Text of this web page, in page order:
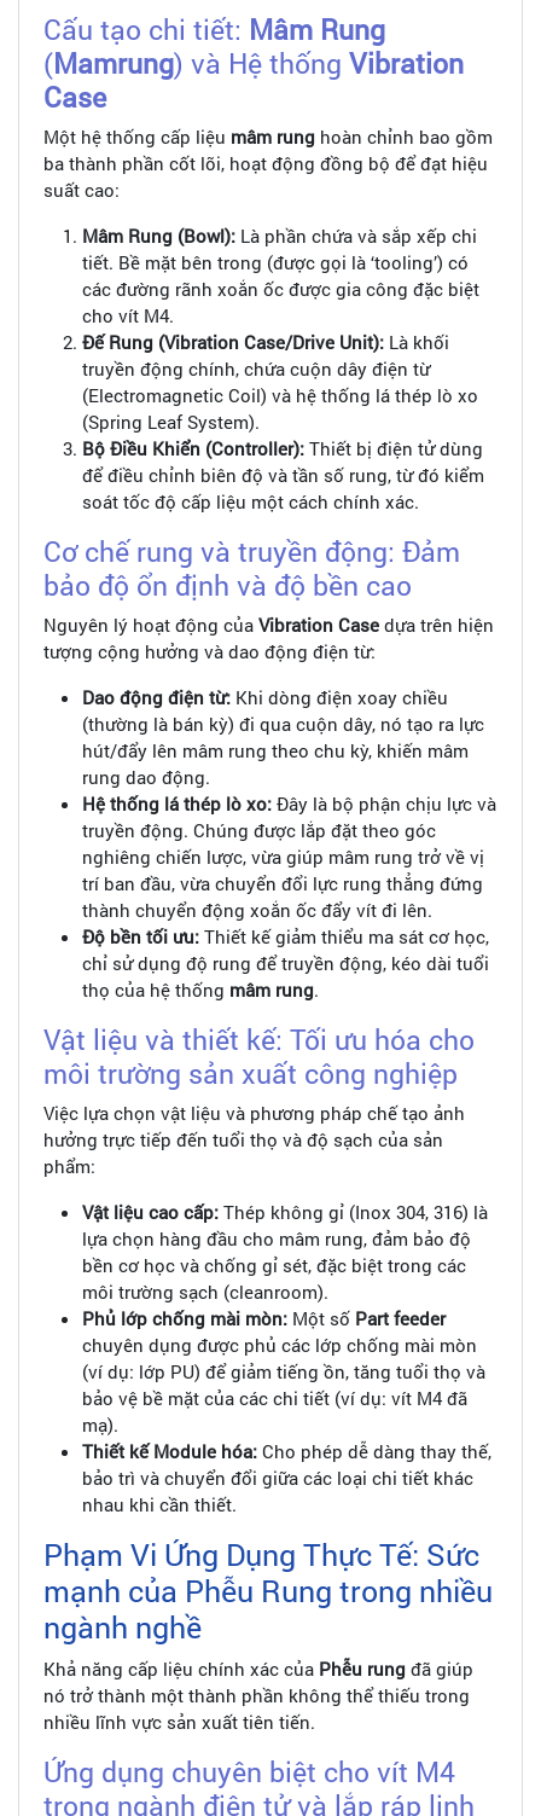
Cấu tạo chi tiết: Mâm Rung
(Mamrung) và Hệ thống Vibration
Case
Một hệ thống cấp liệu mâm rung hoàn chỉnh bao gồm
ba thành phần cốt lõi, hoạt động đồng bộ để đạt hiệu
suất cao:
Mâm Rung (Bowl): Là phần chứa và sắp xếp chi
tiết. Bề mặt bên trong (được gọi là ‘tooling’) có
các đường rãnh xoắn ốc được gia công đặc biệt
cho vít M4.
Đế Rung (Vibration Case/Drive Unit): Là khối
truyền động chính, chứa cuộn dây điện từ
(Electromagnetic Coil) và hệ thống lá thép lò xo
(Spring Leaf System).
Bộ Điều Khiển (Controller): Thiết bị điện tử dùng
để điều chỉnh biên độ và tần số rung, từ đó kiểm
soát tốc độ cấp liệu một cách chính xác.
Cơ chế rung và truyền động: Đảm
bảo độ ổn định và độ bền cao
Nguyên lý hoạt động của Vibration Case dựa trên hiện
tượng cộng hưởng và dao động điện từ:
Dao động điện từ: Khi dòng điện xoay chiều
(thường là bán kỳ) đi qua cuộn dây, nó tạo ra lực
hút/đẩy lên mâm rung theo chu kỳ, khiến mâm
rung dao động.
Hệ thống lá thép lò xo: Đây là bộ phận chịu lực và
truyền động. Chúng được lắp đặt theo góc
nghiêng chiến lược, vừa giúp mâm rung trở về vị
trí ban đầu, vừa chuyển đổi lực rung thẳng đứng
thành chuyển động xoắn ốc đẩy vít đi lên.
Độ bền tối ưu: Thiết kế giảm thiểu ma sát cơ học,
chỉ sử dụng độ rung để truyền động, kéo dài tuổi
thọ của hệ thống mâm rung.
Vật liệu và thiết kế: Tối ưu hóa cho
môi trường sản xuất công nghiệp
Việc lựa chọn vật liệu và phương pháp chế tạo ảnh
hưởng trực tiếp đến tuổi thọ và độ sạch của sản
phẩm:
Vật liệu cao cấp: Thép không gỉ (Inox 304, 316) là
lựa chọn hàng đầu cho mâm rung, đảm bảo độ
bền cơ học và chống gỉ sét, đặc biệt trong các
môi trường sạch (cleanroom).
Phủ lớp chống mài mòn: Một số Part feeder
chuyên dụng được phủ các lớp chống mài mòn
(ví dụ: lớp PU) để giảm tiếng ồn, tăng tuổi thọ và
bảo vệ bề mặt của các chi tiết (ví dụ: vít M4 đã
mạ).
Thiết kế Module hóa: Cho phép dễ dàng thay thế,
bảo trì và chuyển đổi giữa các loại chi tiết khác
nhau khi cần thiết.
Phạm Vi Ứng Dụng Thực Tế: Sức
mạnh của Phễu Rung trong nhiều
ngành nghề
Khả năng cấp liệu chính xác của Phễu rung đã giúp
nó trở thành một thành phần không thể thiếu trong
nhiều lĩnh vực sản xuất tiên tiến.
Ứng dụng chuyên biệt cho vít M4
trong ngành điện tử và lắp ráp linh